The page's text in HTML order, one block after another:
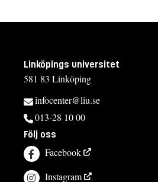
Linköpings universitet
581 83 Linköping
infocenter@liu.se
013-28 10 00
Följ oss
Facebook
Instagram